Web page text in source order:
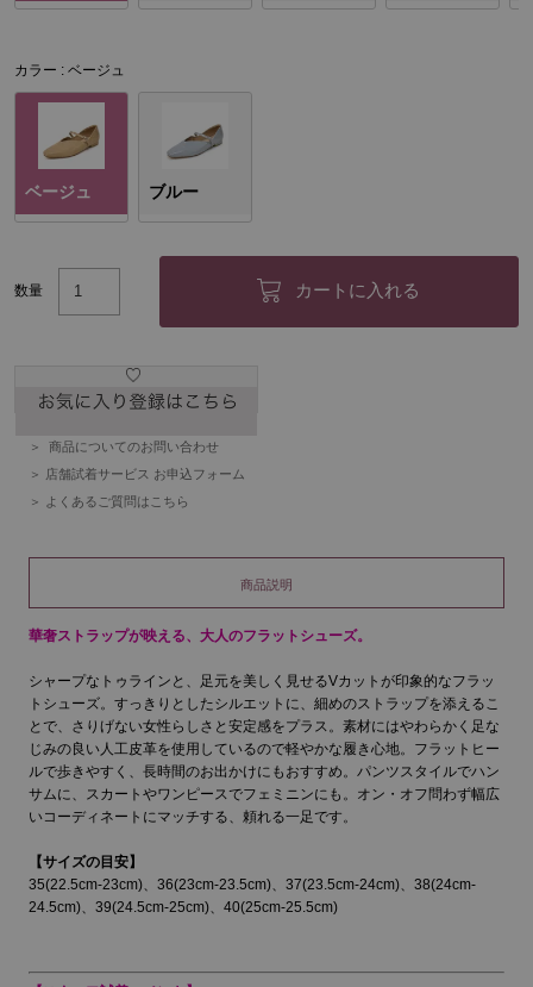
カラー ベージュ
ベージュ ブルー
数量 カートに入れる
商品についてのお問い合わせ
店舗試着サービス お申込フォーム
よくあるご質問はこちら
商品説明
華奢ストラップが映える、大人のフラットシューズ。
シャープなトゥラインと、足元を美しく見せるVカットが印象的なフラッ
トシューズ。すっきりとしたシルエットに、細めのストラップを添えるこ
とで、さりげない女性らしさと安定感をプラス。素材にはやわらかく足な
じみの良い人工皮革を使用しているので軽やかな履き心地。フラットヒー
ルで歩きやすく、長時間のお出かけにもおすすめ。パンツスタイルでハン
サムに、スカートやワンピースでフェミニンにも。オン・オフ問わず幅広
いコーディネートにマッチする、頼れる一足です。
【サイズの目安】
35(22.5cm-23cm)、36(23cm-23.5cm)、37(23.5cm-24cm)、38(24cm-
24.5cm)、39(24.5cm-25cm)、40(25cm-25.5cm)